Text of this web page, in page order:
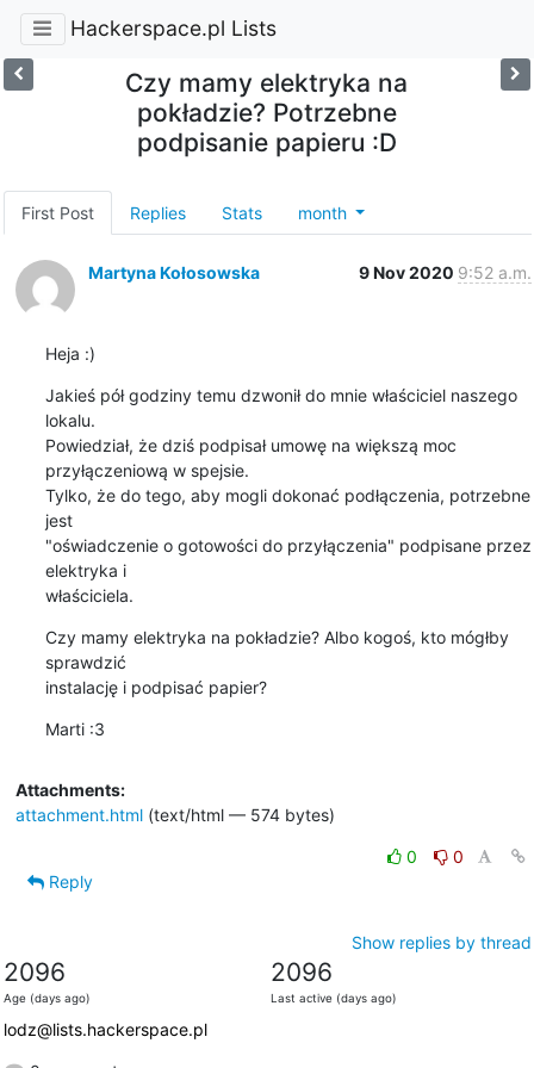
Hackerspace.pl Lists
Czy mamy elektryka na
pokładzie? Potrzebne
podpisanie papieru :D
First Post Replies Stats month
Martyna Kołosowska 9 Nov 2020 9:52 a.m.
Heja :)
Jakieś pół godziny temu dzwonił do mnie właściciel naszego
lokalu.
Powiedział, że dziś podpisał umowę na większą moc
przyłączeniową w spejsie.
Tylko, że do tego, aby mogli dokonać podłączenia, potrzebne
jest
"oświadczenie o gotowości do przyłączenia" podpisane przez
elektryka i
właściciela.
Czy mamy elektryka na pokładzie? Albo kogoś, kto mógłby
sprawdzić
instalację i podpisać papier?
Marti :3
Attachments:
attachment.html(text/html — 574 bytes)
0
0
Reply
Show replies by thread
2096
Age (days ago)
2096
Last active (days ago)
lodz@lists.hackerspace.pl